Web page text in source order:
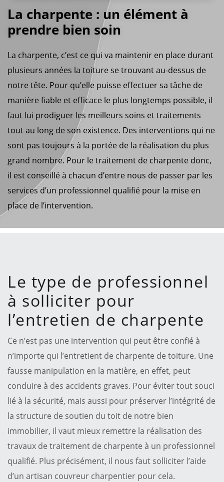
La charpente : un élément à
prendre bien soin
La charpente, c’est ce qui va maintenir en place durant
plusieurs années la toiture se trouvant au-dessus de
notre tête. Pour qu’elle puisse effectuer sa tâche de
manière fiable et efficace le plus longtemps possible, il
faut lui prodiguer les meilleurs soins et traitements
tout au long de son existence. Des interventions qui ne
sont pas toujours à la portée de la réalisation du plus
grand nombre. Pour le traitement de charpente donc,
il est conseillé à chacun d’entre nous de passer par les
services d’un professionnel qualifié pour la mise en
place de l’intervention.
Le type de professionnel
à solliciter pour
l’entretien de charpente
Ce n’est pas une intervention qui peut être confié à
n’importe qui l’entretient de charpente de toiture. Une
fausse manipulation en la matière, en effet, peut
conduire à des accidents graves. Pour éviter tout souci
lié à la sécurité, mais aussi pour préserver l’intégrité de
la structure de soutien du toit de notre bien
immobilier, il vaut mieux remettre la réalisation des
travaux de traitement de charpente à un professionnel
qualifié. Plus précisément, il nous faut solliciter l’aide
d’un artisan couvreur charpentier pour cela.